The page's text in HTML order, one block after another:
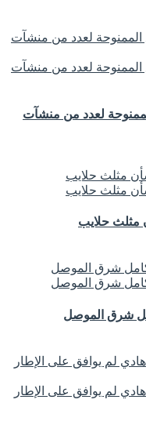
لعدد من منشآت
مثلث حلايب
شرق الموصل